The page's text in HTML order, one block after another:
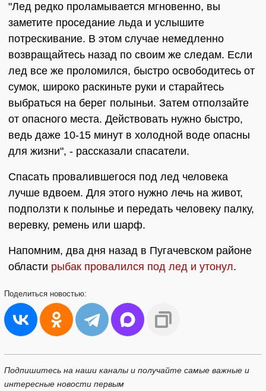
"Лед редко проламывается мгновенно, вы
заметите проседание льда и услышите
потрескивание. В этом случае немедленно
возвращайтесь назад по своим же следам. Если
лед все же проломился, быстро освободитесь от
сумок, широко раскиньте руки и старайтесь
выбраться на берег полыньи. Затем отползайте
от опасного места. Действовать нужно быстро,
ведь даже 10-15 минут в холодной воде опасны
для жизни", - рассказали спасатели.
Спасать провалившегося под лед человека
лучше вдвоем. Для этого нужно лечь на живот,
подползти к полынье и передать человеку палку,
веревку, ремень или шарф.
Напомним, два дня назад в Пугачевском районе
области рыбак провалился под лед и утонул.
Поделиться новостью:
Подпишитесь на наши каналы и получайте самые важные и
интересные новости первым